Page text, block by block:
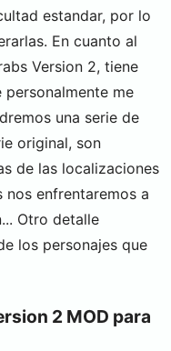
estandar, por lo
En cuanto al
Version 2, tiene
me
una serie de
original, son
de las localizaciones
nos enfrentaremos a
Otro detalle
los personajes que
2 MOD para